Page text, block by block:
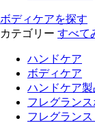
ボディケアを探す
カテゴリー すべて
ハンドケア
ボディケア
ハンドケア
フレグラン
フレグラン